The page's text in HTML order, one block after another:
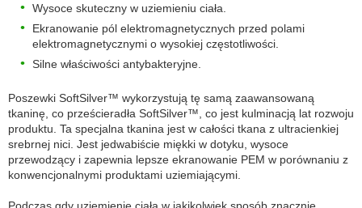
Wysoce skuteczny w uziemieniu ciała.
Ekranowanie pól elektromagnetycznych przed polami
elektromagnetycznymi o wysokiej częstotliwości.
Silne właściwości antybakteryjne.
Poszewki SoftSilver™ wykorzystują tę samą zaawansowaną
tkaninę, co prześcieradła SoftSilver™, co jest kulminacją lat rozwoju
produktu. Ta specjalna tkanina jest w całości tkana z ultracienkiej
srebrnej nici. Jest jedwabiście miękki w dotyku, wysoce
przewodzący i zapewnia lepsze ekranowanie PEM w porównaniu z
konwencjonalnymi produktami uziemiającymi.
Podczas gdy uziemienie ciała w jakikolwiek sposób znacznie